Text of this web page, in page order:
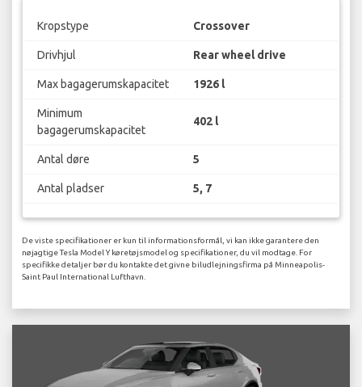
Kropstype Crossover
Drivhjul Rear wheel drive
Max bagagerumskapacitet 1926 l
Minimum
bagagerumskapacitet
402 l
Antal døre 5
Antal pladser 5, 7
De viste specifikationer er kun til informationsformål, vi kan ikke garantere den
nøjagtige Tesla Model Y køretøjsmodel og specifikationer, du vil modtage. For
specifikke detaljer bør du kontakte det givne biludlejningsfirma på Minneapolis-
Saint Paul International Lufthavn.